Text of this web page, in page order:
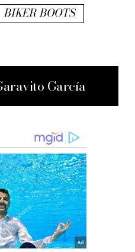
BIKER BOOTS
García